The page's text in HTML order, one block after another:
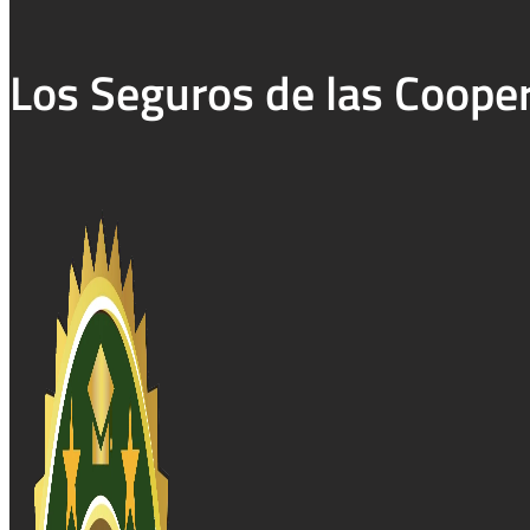
Los Seguros de las